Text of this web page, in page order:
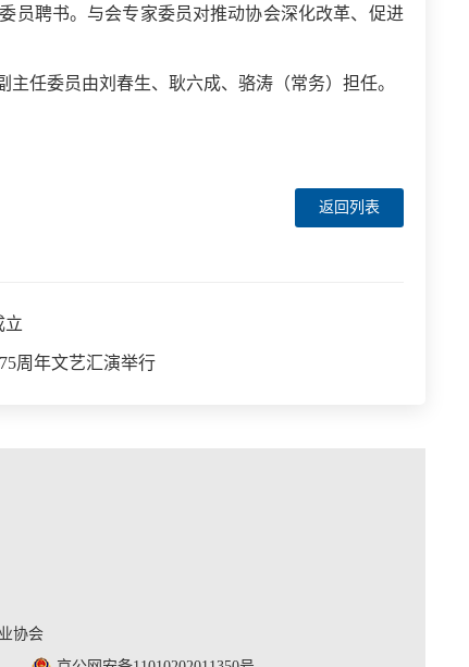
员聘书。与会专家委员对推动协会深化改革、促进
主任委员由刘春生、耿六成、 骆涛（常务）担任。
返回列表
立
周年文艺汇演举行
协会